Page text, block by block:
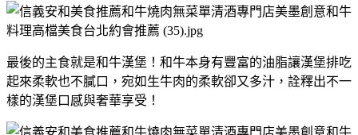
最後的主食就是和牛漢堡！和牛本身有豐富的油脂讓漢堡排吃
起來柔軟也不膩口，宛如生牛肉的柔軟卻又多汁，詮釋出不一
樣的漢堡口感與奢華享受！